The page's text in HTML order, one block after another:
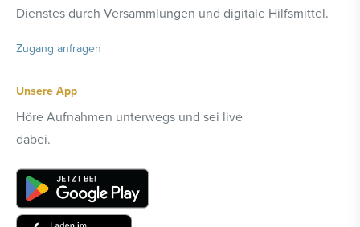
Dienstes durch Versammlungen und digitale Hilfsmittel.
Zugang anfragen
Unsere App
Höre Aufnahmen unterwegs und sei live
dabei.